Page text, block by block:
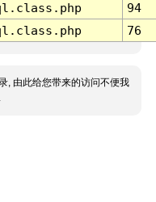
94
76
, 由此给您带来的访问不便我